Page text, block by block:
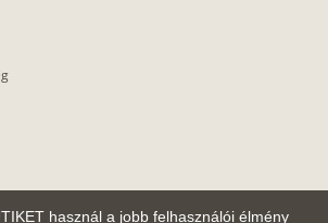
használ a jobb felhasználói élmény